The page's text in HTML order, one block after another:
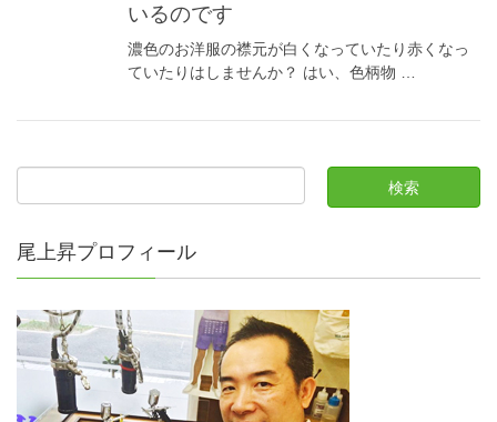
いるのです
濃色のお洋服の襟元が白くなっていたり赤くなっ
ていたりはしませんか？ はい、色柄物 …
尾上昇プロフィール